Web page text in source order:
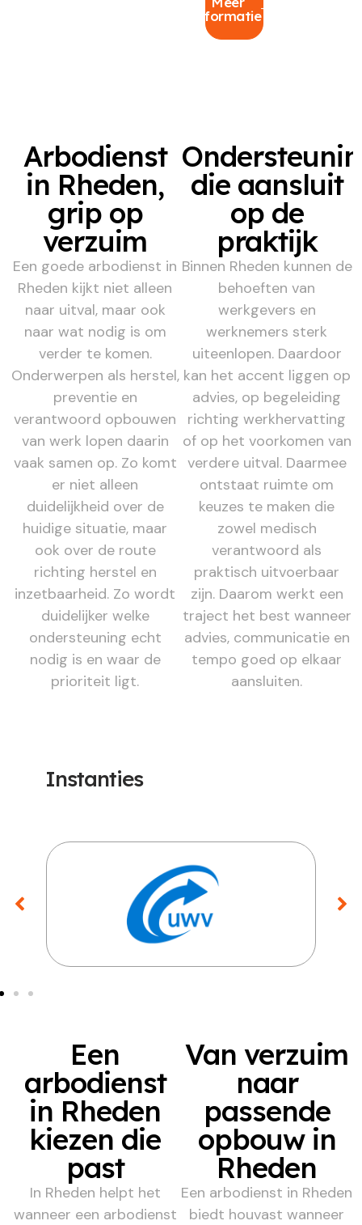
informatie
Arbodienst
in Rheden,
grip op
verzuim
Een goede arbodienst in
Rheden kijkt niet alleen
naar uitval, maar ook
naar wat nodig is om
verder te komen.
Onderwerpen als herstel,
preventie en
verantwoord opbouwen
van werk lopen daarin
vaak samen op. Zo komt
er niet alleen
duidelijkheid over de
huidige situatie, maar
ook over de route
richting herstel en
inzetbaarheid. Zo wordt
duidelijker welke
ondersteuning echt
nodig is en waar de
prioriteit ligt.
die aansluit
op de
praktijk
Binnen Rheden kunnen de
behoeften van
werkgevers en
werknemers sterk
uiteenlopen. Daardoor
kan het accent liggen op
advies, op begeleiding
richting werkhervatting
of op het voorkomen van
verdere uitval. Daarmee
ontstaat ruimte om
keuzes te maken die
zowel medisch
verantwoord als
praktisch uitvoerbaar
zijn. Daarom werkt een
traject het best wanneer
advies, communicatie en
tempo goed op elkaar
aansluiten.
Instanties
Een
arbodienst
in Rheden
kiezen die
past
In Rheden helpt het
wanneer een arbodienst
Van verzuim
naar
passende
opbouw in
Rheden
Een arbodienst in Rheden
biedt houvast wanneer